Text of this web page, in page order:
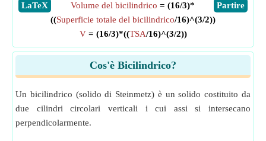
​LaTeX ​Partire
Volume del bicilindrico = (16/3)*
((Superficie totale del bicilindrico/16)^(3/2))
V= (16/3)*((TSA/16)^(3/2))
Cos'è Bicilindrico?
Un bicilindrico (solido di Steinmetz) è un solido costituito da
due cilindri circolari verticali i cui assi si intersecano
perpendicolarmente.